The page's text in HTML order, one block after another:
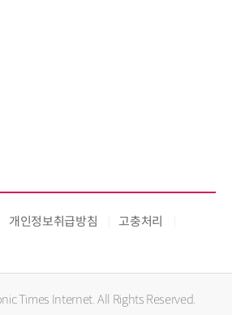
개인정보취급방침
고충처리
Times Internet. All Rights Reserved.